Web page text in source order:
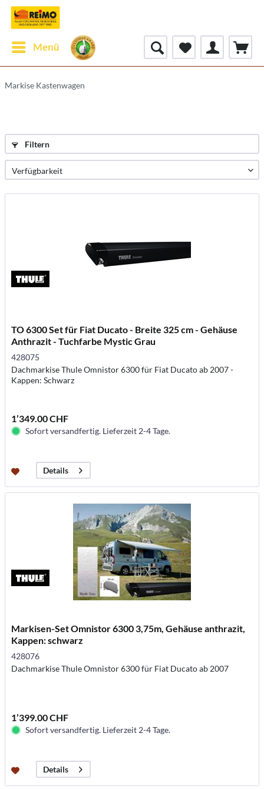
Menü
Markise Kastenwagen
Filtern
TO 6300 Set für Fiat Ducato - Breite 325 cm - Gehäuse
Anthrazit - Tuchfarbe Mystic Grau
428075
Dachmarkise Thule Omnistor 6300 für Fiat Ducato ab 2007 -
Kappen: Schwarz
1’349.00 CHF
Sofort versandfertig. Lieferzeit 2-4 Tage.
Details
Markisen-Set Omnistor 6300 3,75m, Gehäuse anthrazit,
Kappen: schwarz
428076
Dachmarkise Thule Omnistor 6300 für Fiat Ducato ab 2007
1’399.00 CHF
Sofort versandfertig. Lieferzeit 2-4 Tage.
Details